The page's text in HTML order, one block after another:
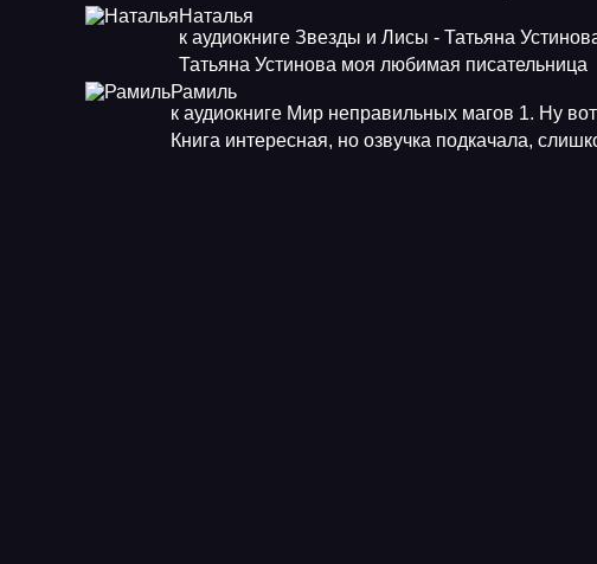
Наталья
к аудиокниге Звезды и Лисы - Татьяна
Татьяна Устинова моя любимая писательница
Рамиль
к аудиокниге Мир неправильных магов 1. Ну
Книга интересная, но озвучка подкачала,